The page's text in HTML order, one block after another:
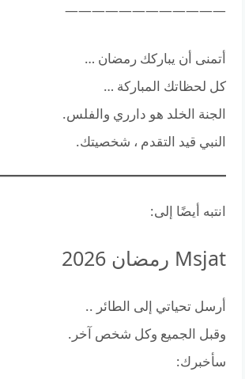
————————————
أتمنى أن يباركك رمضان …
كل لحظاتك المباركة …
الجنة الخلد هو دارري والفلس.
النبي قيد التقدم ، شخصيتك.
انتبه أيضًا إلى:
Msjat رمضان 2026
أرسل تحياتي إلى الطائر ..
وقبل الجميع وكل شخص آخر.
سأخبرك: